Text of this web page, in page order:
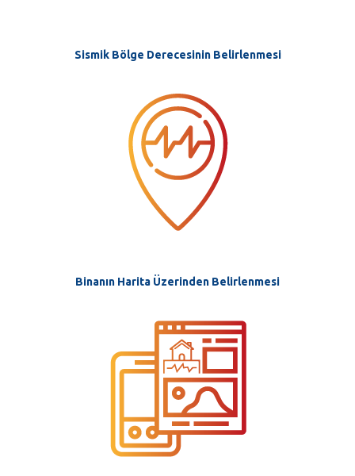
Sismik Bölge Derecesinin Belirlenmesi
Binanın Harita Üzerinden Belirlenmesi